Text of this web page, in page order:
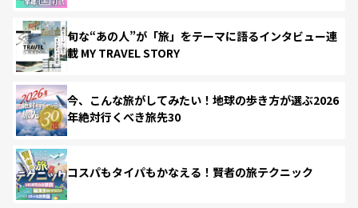
旬な“あの人”が「旅」をテーマに語るインタビュー連
載 MY TRAVEL STORY
今、こんな旅がしてみたい！地球の歩き方が選ぶ2026
年絶対行くべき旅先30
コスパもタイパもかなえる！賢者の旅テクニック